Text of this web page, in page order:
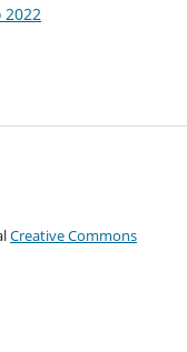
2022
Creative Commons